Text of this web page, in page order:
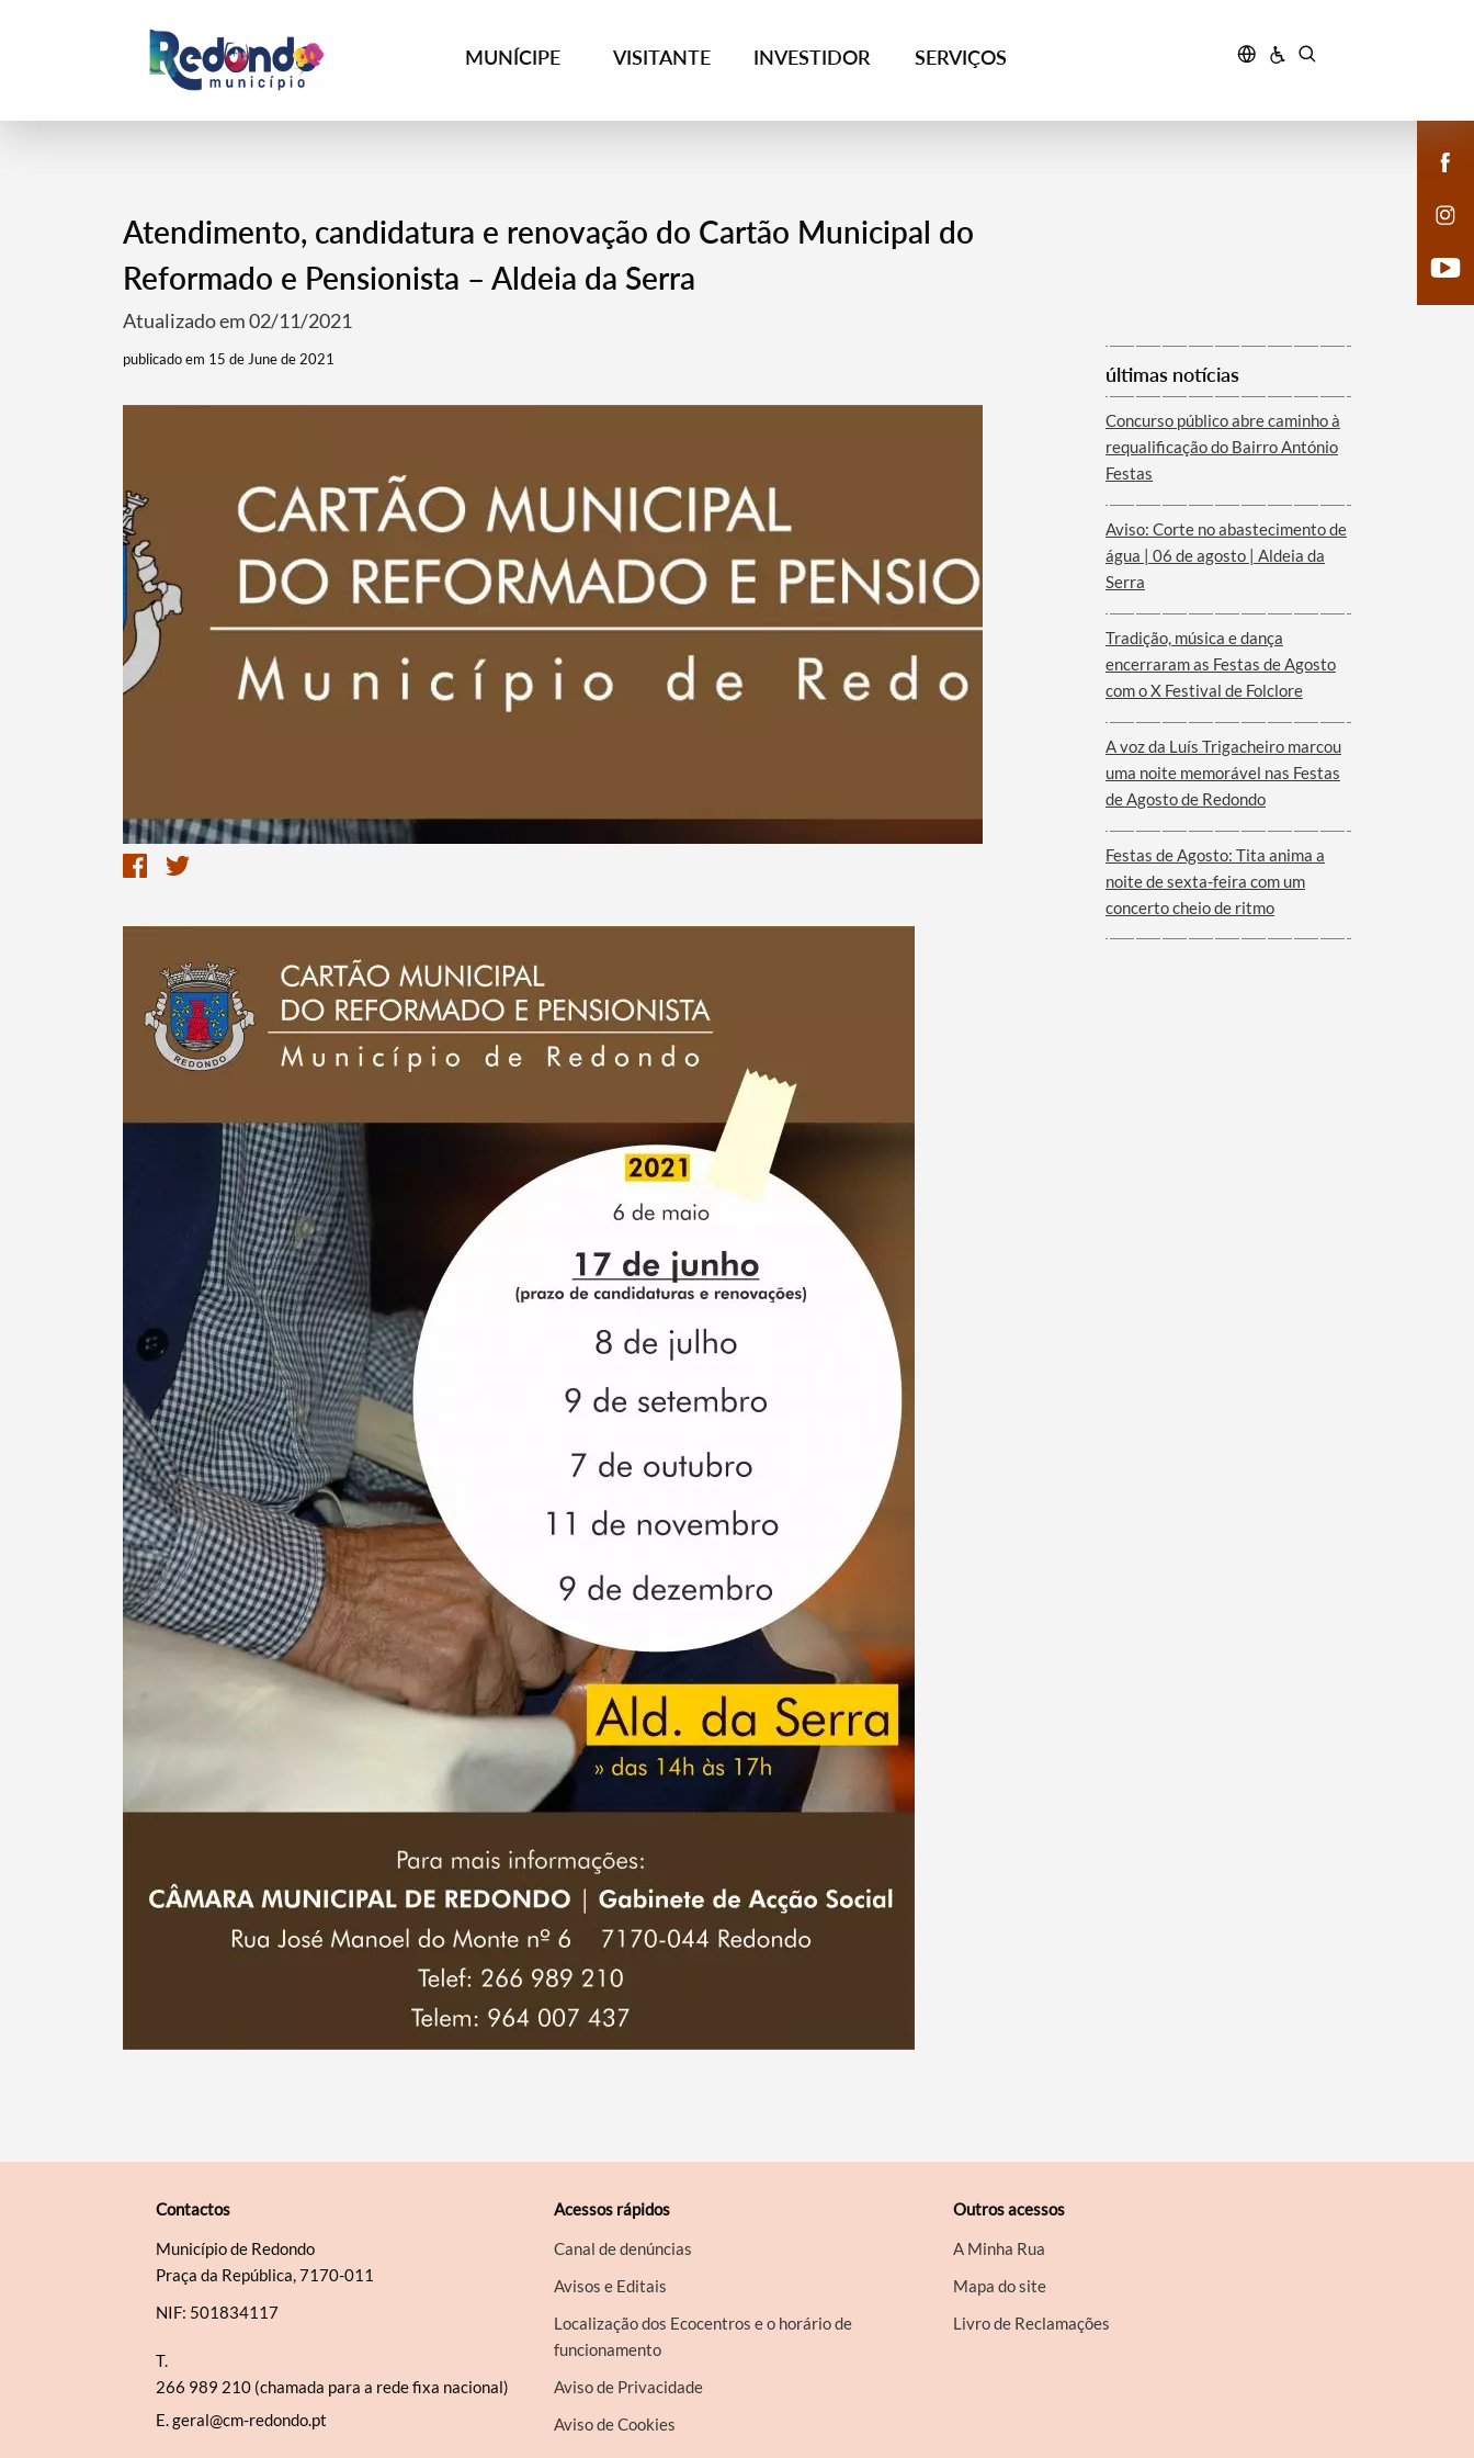
MUNÍCIPE VISITANTE INVESTIDOR SERVIÇOS
Termo de Pesquisa
Categorias gerais
Filtros
Atendimento, candidatura e renovação do Cartão Municipal do
Reformado e Pensionista – Aldeia da Serra
Atualizado em 02/11/2021
publicado em 15 de June de 2021
últimas notícias
Concurso público abre caminho à
requalificação do Bairro António
Festas
Aviso: Corte no abastecimento de
água | 06 de agosto | Aldeia da
Serra
Tradição, música e dança
encerraram as Festas de Agosto
com o X Festival de Folclore
A voz da Luís Trigacheiro marcou
uma noite memorável nas Festas
de Agosto de Redondo
Festas de Agosto: Tita anima a
noite de sexta-feira com um
concerto cheio de ritmo
Contactos
Município de Redondo
Praça da República, 7170-011
NIF: 501834117
T.
266 989 210 (chamada para a rede fixa nacional)
E.geral@cm-redondo.pt
Acessos rápidos
Canal de denúncias
Avisos e Editais
Localização dos Ecocentros e o horário de
funcionamento
Aviso de Privacidade
Aviso de Cookies
Outros acessos
A Minha Rua
Mapa do site
Livro de Reclamações